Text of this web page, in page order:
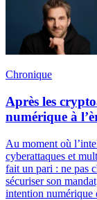
Chronique
Après les
numérique à
Au moment où
cyberattaques et
fait un pari : ne pas
sécuriser son
intention numérique